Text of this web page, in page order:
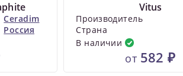
Ceradim
Россия
Vitus
Производитель
Страна
В наличии
от 582 ₽